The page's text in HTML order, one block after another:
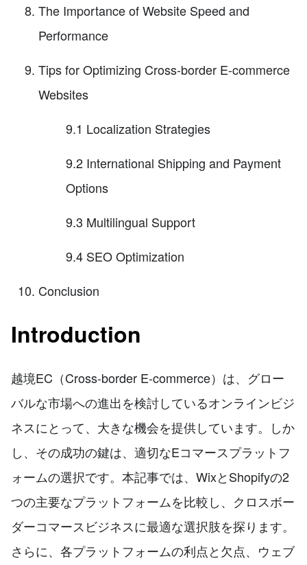
The Importance of Website Speed and
Performance
Tips for Optimizing Cross-border E-commerce
Websites
9.1 Localization Strategies
9.2 International Shipping and Payment
Options
9.3 Multilingual Support
9.4 SEO Optimization
Conclusion
Introduction
越境EC（Cross-border E-commerce）は、グロー
バルな市場への進出を検討しているオンラインビジ
ネスにとって、大きな機会を提供しています。しか
し、その成功の鍵は、適切なEコマースプラットフ
ォームの選択です。本記事では、WixとShopifyの2
つの主要なプラットフォームを比較し、クロスボー
ダーコマースビジネスに最適な選択肢を探ります。
さらに、各プラットフォームの利点と欠点、ウェブ